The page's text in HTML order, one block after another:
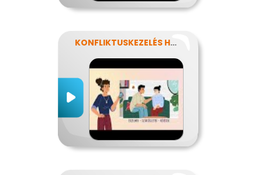
KONFLIKTUSKEZELÉS HATÉKONYAN